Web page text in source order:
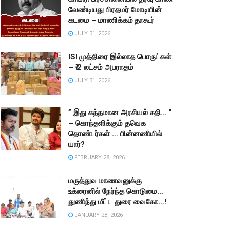
வேண்டியது பிரதமர் மோடியின்
கடமை – மாணிக்கம் தாகூர்
JULY 31, 2026
ISI முத்திரை இல்லாத பொருட்கள்
– ₹.2 லட்சம் அபராதம்
JULY 31, 2026
” இது சுத்தமான அரசியல் சதி… ”
– கொந்தளிக்கும் தவெக
தொண்டர்கள் … பின்னணியில்
யார்?
FEBRUARY 28, 2026
மருத்துவ மாணவனுக்கு
உக்ரைனில் நேர்ந்த கொடுமை…
துணிந்து மீட்ட துரை வைகோ…!
JANUARY 28, 2026